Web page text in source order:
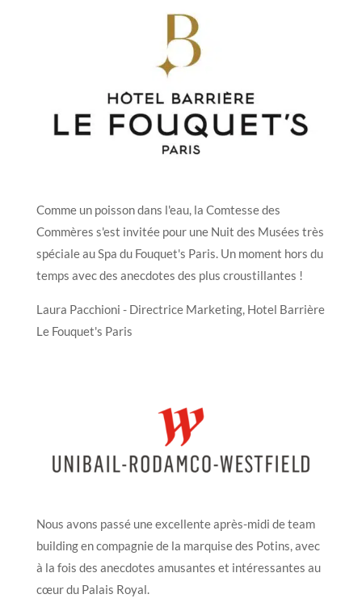
Comme un poisson dans l'eau, la Comtesse des
Commères s'est invitée pour une Nuit des Musées très
spéciale au Spa du Fouquet's Paris. Un moment hors du
temps avec des anecdotes des plus croustillantes !
Laura Pacchioni - Directrice Marketing, Hotel Barrière
Le Fouquet's Paris
Nous avons passé une excellente après-midi de team
building en compagnie de la marquise des Potins, avec
à la fois des anecdotes amusantes et intéressantes au
cœur du Palais Royal.